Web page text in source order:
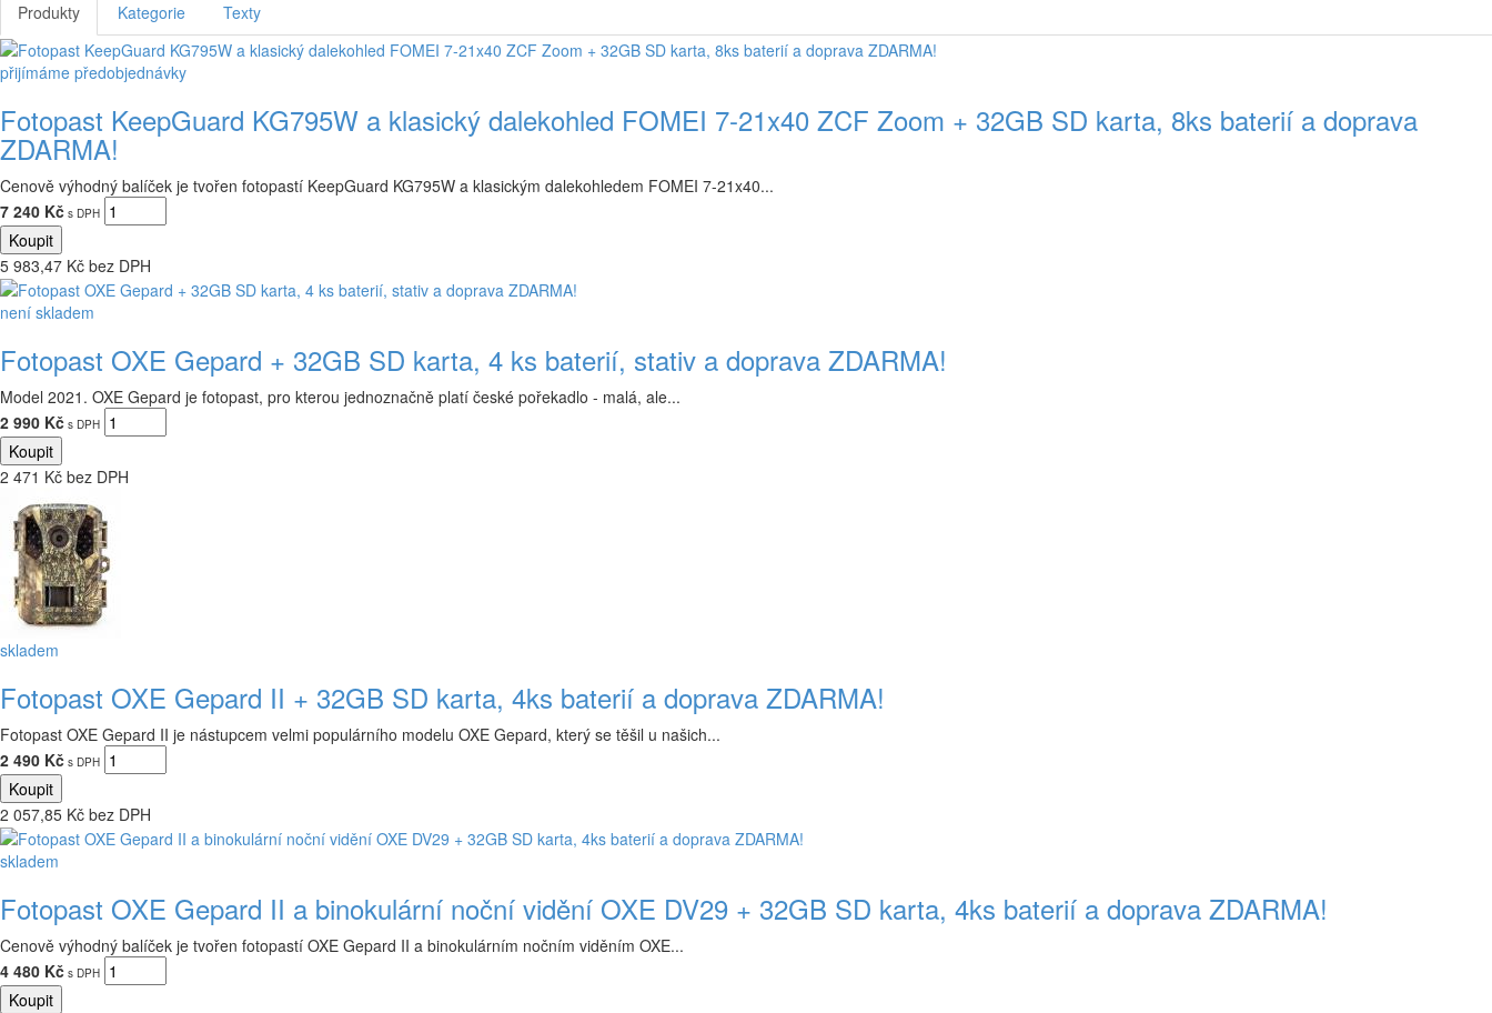
Produkty Kategorie Texty
přijímáme předobjednávky
Fotopast KeepGuard KG795W a klasický dalekohled FOMEI 7-21x40 ZCF Zoom + 32GB SD karta, 8ks baterií a doprava
ZDARMA!
Cenově výhodný balíček je tvořen fotopastí KeepGuard KG795W a klasickým dalekohledem FOMEI 7-21x40...
7 240 Kč s DPH
5 983,47 Kč bez DPH
není skladem
Fotopast OXE Gepard + 32GB SD karta, 4 ks baterií, stativ a doprava ZDARMA!
Model 2021. OXE Gepard je fotopast, pro kterou jednoznačně platí české pořekadlo - malá, ale...
2 990 Kč s DPH
2 471 Kč bez DPH
skladem
Fotopast OXE Gepard II + 32GB SD karta, 4ks baterií a doprava ZDARMA!
Fotopast OXE Gepard II je nástupcem velmi populárního modelu OXE Gepard, který se těšil u našich...
2 490 Kč s DPH
2 057,85 Kč bez DPH
skladem
Fotopast OXE Gepard II a binokulární noční vidění OXE DV29 + 32GB SD karta, 4ks baterií a doprava ZDARMA!
Cenově výhodný balíček je tvořen fotopastí OXE Gepard II a binokulárním nočním viděním OXE...
4 480 Kč s DPH